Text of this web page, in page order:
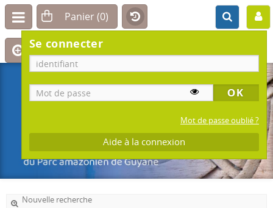
Se connecter
Mot de passe oublié ?
Aide à la connexion
Nouvelle recherche